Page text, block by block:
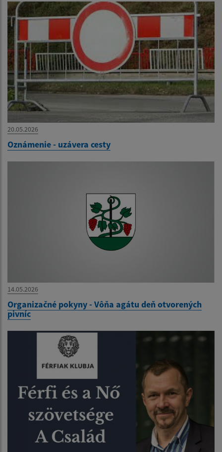
20.05.2026
Oznámenie - uzávera cesty
14.05.2026
Organizačné pokyny - Vôňa agátu deň otvorených
pivníc